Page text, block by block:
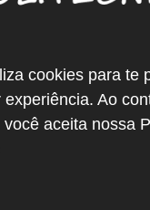
cookies para te
experiência. Ao
você aceita nossa